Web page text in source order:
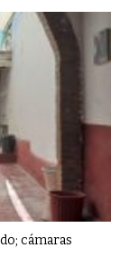
cámaras